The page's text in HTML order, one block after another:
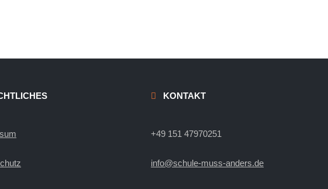
KONTAKT
+49 151 47970251
info@schule-muss-anders.de